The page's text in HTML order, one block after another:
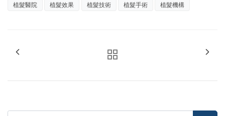
植髮醫院 植髮效果 植髮技術 植髮手術 植髮機構